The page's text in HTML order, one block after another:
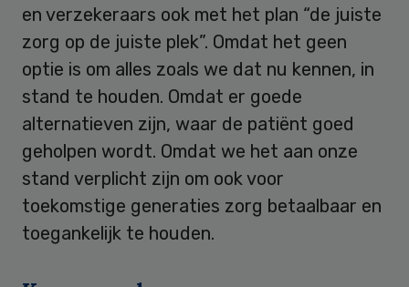
en verzekeraars ook met het plan “de juiste
zorg op de juiste plek”. Omdat het geen
optie is om alles zoals we dat nu kennen, in
stand te houden. Omdat er goede
alternatieven zijn, waar de patiënt goed
geholpen wordt. Omdat we het aan onze
stand verplicht zijn om ook voor
toekomstige generaties zorg betaalbaar en
toegankelijk te houden.